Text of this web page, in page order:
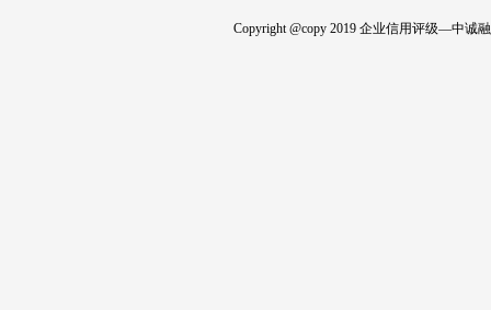
Copyright @copy 2019 企业信用评级—中诚